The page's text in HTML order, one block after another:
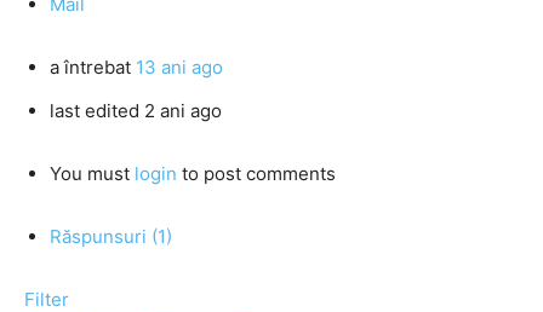
a întrebat 13 ani ago
last edited 2 ani ago
You must login to post comments
Răspunsuri (1)
Filter